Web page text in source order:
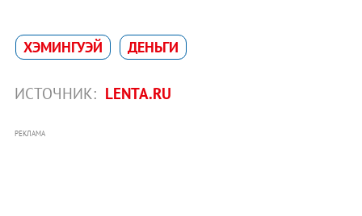
ХЭМИНГУЭЙ ДЕНЬГИ
ИСТОЧНИК: LENTA.RU
РЕКЛАМА